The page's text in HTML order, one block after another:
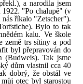
a narodila jsem
1922. "Po chalupě" (v
říkalo "Zetscher").
Bylo to tak
kalu. Ve škole
země trs sítiny a pod
byl přepravován do
(Budweis). Tak jsme
dům vlastnil cca 40
dobrý, že obstál ve
otec byl starostou